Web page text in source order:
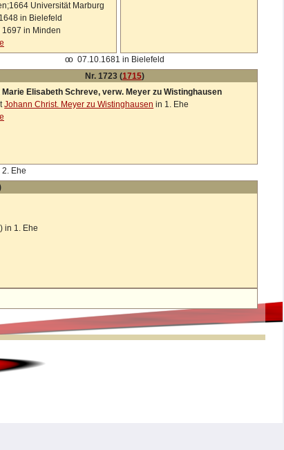
Universität Marburg
in Bielefeld
1697 in Minden
oo
07.10.1681 in Bielefeld
Nr. 1723 (1715)
Marie Elisabeth Schreve, verw. Meyer zu Wistinghausen
Johann Christ. Meyer zu Wistinghausen in 1. Ehe
Ehe
) in 1. Ehe